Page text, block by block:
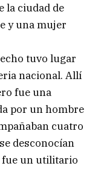
la ciudad de
y una mujer
tuvo lugar
nacional. Allí
fue una
por un hombre
cuatro
desconocían
fue un utilitario